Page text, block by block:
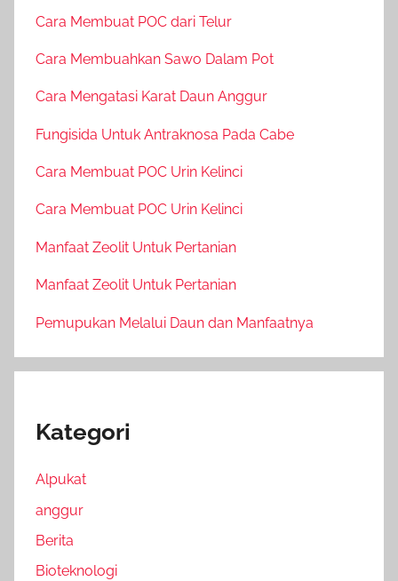
Cara Membuat POC dari Telur
Cara Membuahkan Sawo Dalam Pot
Cara Mengatasi Karat Daun Anggur
Fungisida Untuk Antraknosa Pada Cabe
Cara Membuat POC Urin Kelinci
Cara Membuat POC Urin Kelinci
Manfaat Zeolit Untuk Pertanian
Manfaat Zeolit Untuk Pertanian
Pemupukan Melalui Daun dan Manfaatnya
Kategori
Alpukat
anggur
Berita
Bioteknologi